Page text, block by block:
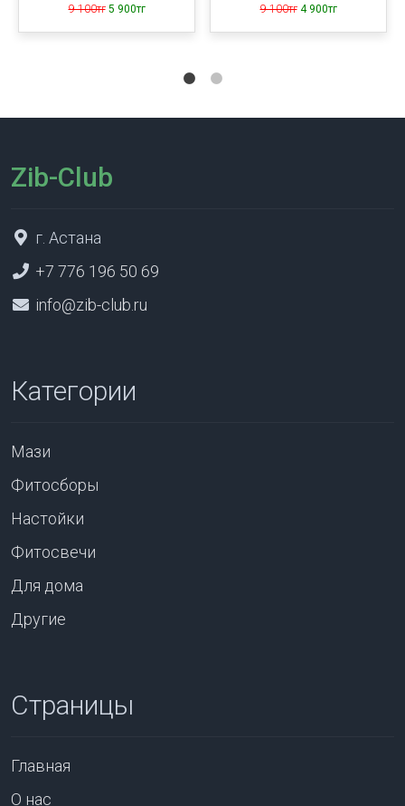
9 100тг 5 900тг
9 100тг 4 900тг
Zib-Club
г. Астана
+7 776 196 50 69
info@zib-club.ru
Категории
Мази
Фитосборы
Настойки
Фитосвечи
Для дома
Другие
Страницы
Главная
О нас